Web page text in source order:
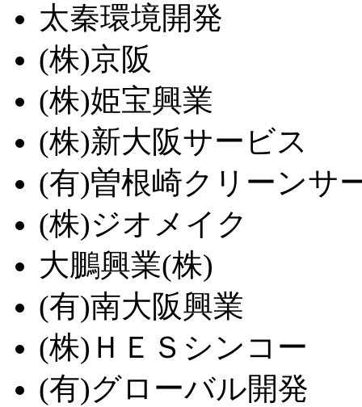
太秦環境開発
(株)京阪
(株)姫宝興業
(株)新大阪サービス
(有)曽根崎クリーンサ
(株)ジオメイク
大鵬興業(株)
(有)南大阪興業
(株)ＨＥＳシンコー
(有)グローバル開発